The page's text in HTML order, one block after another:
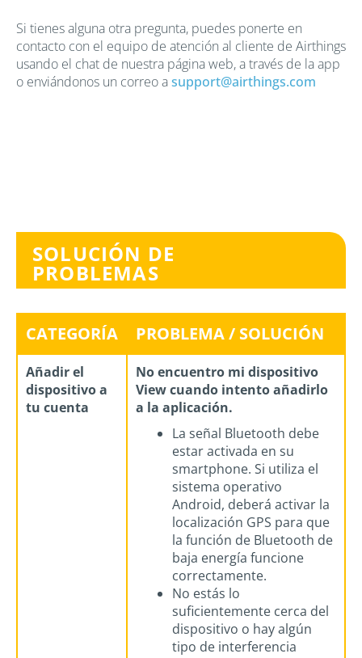
Si tienes alguna otra pregunta, puedes ponerte en
contacto con el equipo de atención al cliente de Airthings
usando el chat de nuestra página web, a través de la app
o enviándonos un correo asupport@airthings.com
SOLUCIÓN DE
PROBLEMAS
CATEGORÍA PROBLEMA / SOLUCIÓN
Añadir el
dispositivo a
tu cuenta
No encuentro mi dispositivo
View cuando intento añadirlo
a la aplicación.
La señal Bluetooth debe
estar activada en su
smartphone. Si utiliza el
sistema operativo
Android, deberá activar la
localización GPS para que
la función de Bluetooth de
baja energía funcione
correctamente.
No estás lo
suficientemente cerca del
dispositivo o hay algún
tipo de interferencia